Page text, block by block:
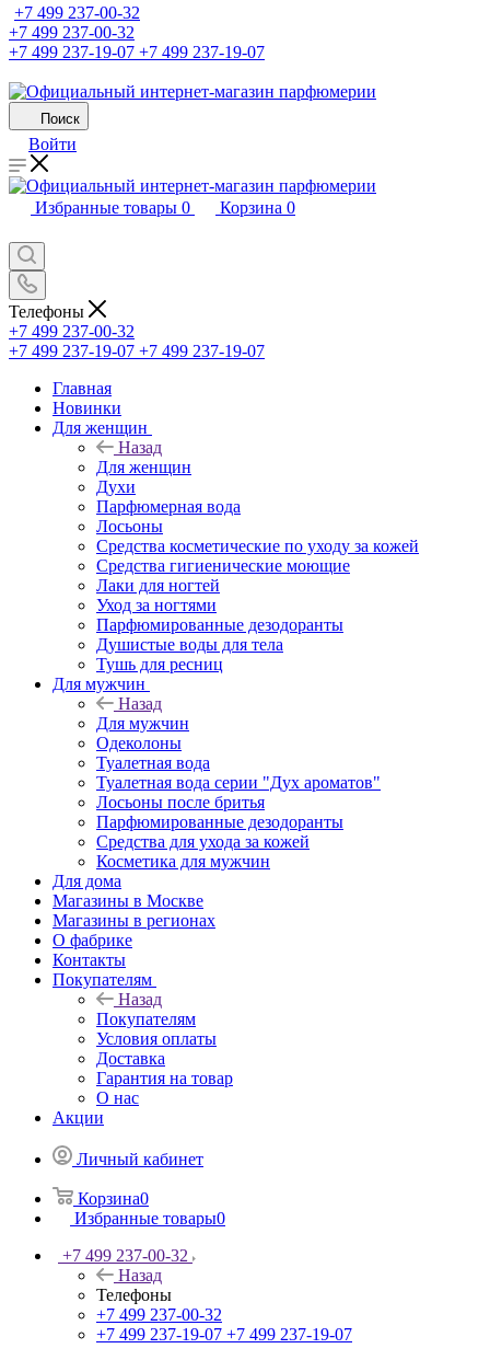
+7 499 237-00-32
+7 499 237-00-32
+7 499 237-19-07 +7 499 237-19-07
Поиск
Войти
Избранные товары 0 Корзина 0
Телефоны
+7 499 237-00-32
+7 499 237-19-07 +7 499 237-19-07
Главная
Новинки
Для женщин
Назад
Для женщин
Духи
Парфюмерная вода
Лосьоны
Средства косметические по уходу за кожей
Средства гигиенические моющие
Лаки для ногтей
Уход за ногтями
Парфюмированные дезодоранты
Душистые воды для тела
Тушь для ресниц
Для мужчин
Назад
Для мужчин
Одеколоны
Туалетная вода
Туалетная вода серии "Дух ароматов"
Лосьоны после бритья
Парфюмированные дезодоранты
Средства для ухода за кожей
Косметика для мужчин
Для дома
Магазины в Москве
Магазины в регионах
О фабрике
Контакты
Покупателям
Назад
Покупателям
Условия оплаты
Доставка
Гарантия на товар
О нас
Акции
Личный кабинет
Корзина0
Избранные товары0
+7 499 237-00-32
Назад
Телефоны
+7 499 237-00-32
+7 499 237-19-07 +7 499 237-19-07